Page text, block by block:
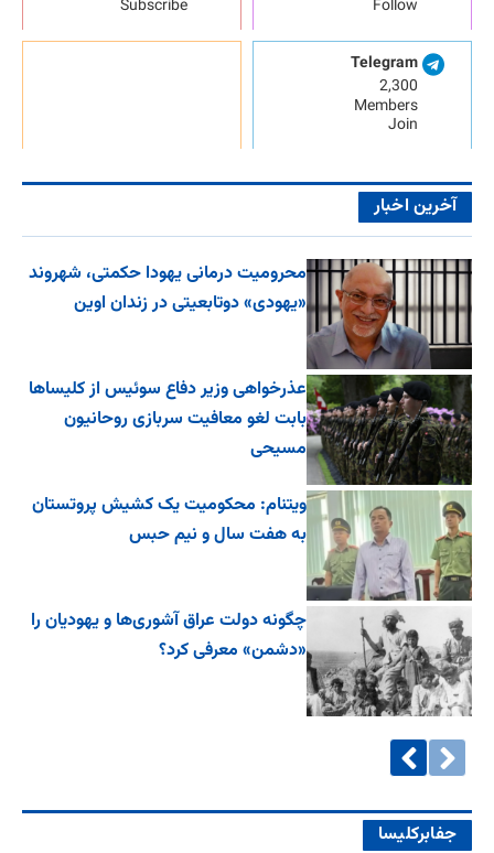
Follow
Subscribe
Telegram
2,300
Members
Join
آخرین اخبار
محرومیت درمانی یهودا حکمتی، شهروند
«یهودی» دوتابعیتی در زندان اوین
عذرخواهی وزیر دفاع سوئیس از کلیساها
بابت لغو معافیت سربازی روحانیون
مسیحی
ویتنام: محکومیت یک کشیش پروتستان
به هفت سال و نیم حبس
چگونه دولت عراق آشوری‌ها و یهودیان را
«دشمن» معرفی کرد؟
جفا‌بر‌کلیسا